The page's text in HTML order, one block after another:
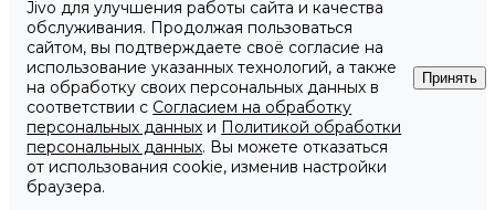
Jivo для улучшения работы сайта и качества
обслуживания. Продолжая пользоваться
сайтом, вы подтверждаете своё согласие на
использование указанных технологий, а также
на обработку своих персональных данных в
соответствии с Согласием на обработку
персональных данных и Политикой обработки
персональных данных. Вы можете отказаться
от использования cookie, изменив настройки
браузера.
Принять